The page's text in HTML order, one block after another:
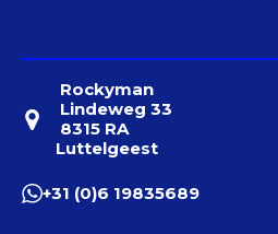
Rockyman
Lindeweg 33
8315 RA
Luttelgeest
+31 (0)6 19835689